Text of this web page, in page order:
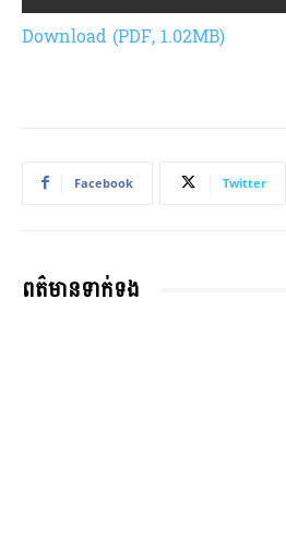
Download (PDF, 1.02MB)
Facebook Twitter
ពត៌មានទាក់ទង